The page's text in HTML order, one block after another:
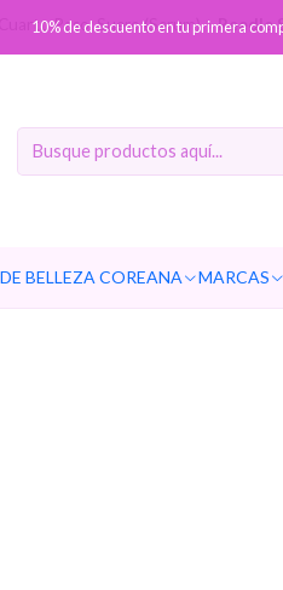
BELLEZA COREANA MARCAS
10% de descuento en tu primera
Cuarto Paso: Suero (Serum) Reedle